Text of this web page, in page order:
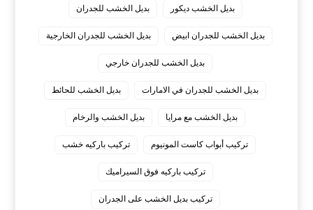
بديل الخشب ديكور بديل الخشب للجدران
بديل الخشب للجدران ابيض بديل الخشب للجدران الخارجية
بديل الخشب للجدران خارجي
بديل الخشب للجدران في الامارات بديل الخشب للحائط
بديل الخشب مع مرايا بديل الخشب والرخام
تركيب أبواب كاست المونيوم تركيب باركيه خشب
تركيب باركيه فوق السيراميك
تركيب بديل الخشب على الجدران